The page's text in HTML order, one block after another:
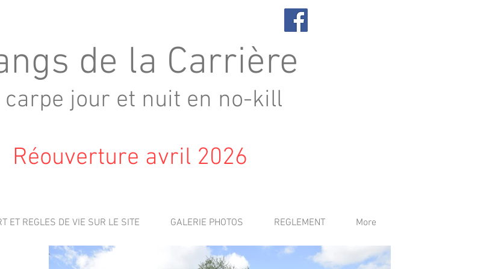
de la Carrière
carpe jour et nuit en no-kill
Réouverture avril 2026
ET REGLES DE VIE SUR LE SITE GALERIE PHOTOS REGLEMENT More